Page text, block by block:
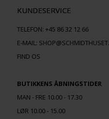
KUNDESERVICE
TELEFON:+45 86 32 12 66
E-MAIL:
FIND OS
BUTIKKENS ÅBNINGSTIDER
MAN - FRE 10.00 - 17.30
LØR 10.00 - 15.00